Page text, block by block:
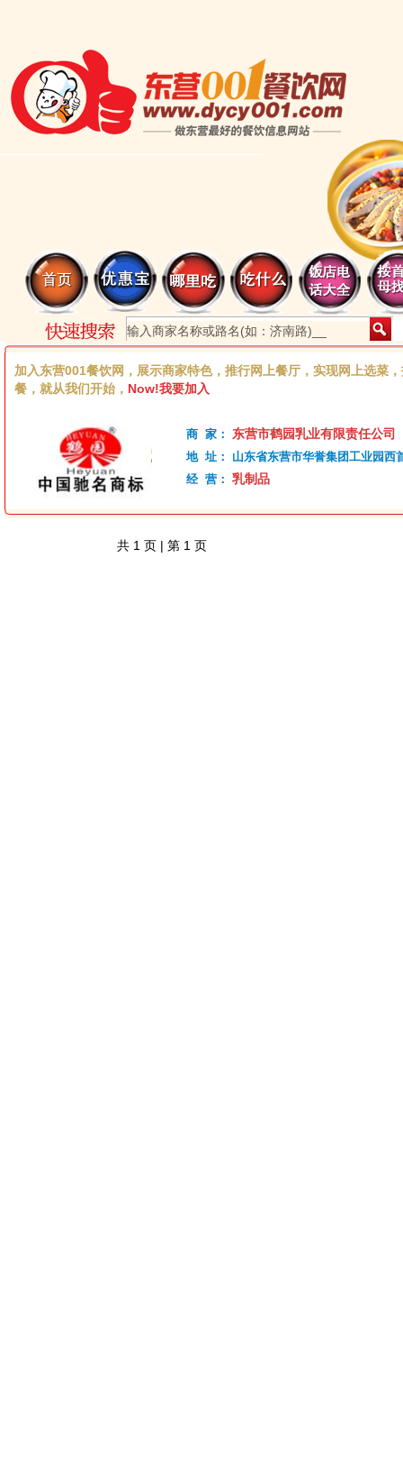
加入东营001餐饮网，展示商家特色，推行网上餐厅，实现网上选菜
餐，就从我们开始， Now!我要加入
商 家： 东营市鹤园乳业有限责任公司
地 址：
山东省东营市华誉集团工业园西
经 营： 乳制品
共 1 页 | 第 1 页